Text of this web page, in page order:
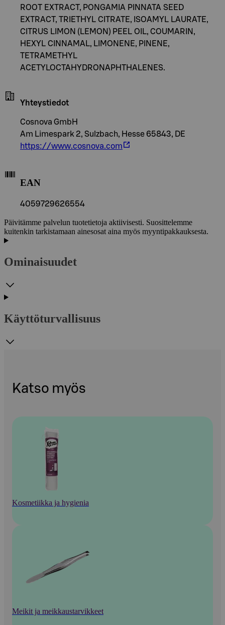
ROOT EXTRACT, PONGAMIA PINNATA SEED
EXTRACT, TRIETHYL CITRATE, ISOAMYL LAURATE,
CITRUS LIMON (LEMON) PEEL OIL, COUMARIN,
HEXYL CINNAMAL, LIMONENE, PINENE,
TETRAMETHYL
ACETYLOCTAHYDRONAPHTHALENES.
Yhteystiedot
Cosnova GmbH
Am Limespark 2, Sulzbach, Hesse 65843, DE
https://www.cosnova.com
EAN
4059729626554
Päivitämme palvelun tuotetietoja aktiivisesti. Suosittelemme
kuitenkin tarkistamaan ainesosat aina myös myyntipakkauksesta.
Ominaisuudet
Käyttöturvallisuus
Katso myös
Kosmetiikka ja hygienia
Meikit ja meikkaustarvikkeet